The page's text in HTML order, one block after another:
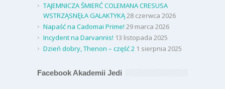
TAJEMNICZA ŚMIERĆ COLEMANA CRESUSA
WSTRZĄSNĘŁA GALAKTYKĄ28 czerwca 2026
Napaść na Cadomai Prime! 29 marca 2026
Incydent na Darvannis! 13 listopada 2025
Dzień dobry, Thenon – część 2 1 sierpnia 2025
Facebook Akademii Jedi